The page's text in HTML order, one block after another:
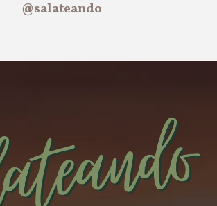
@salateando